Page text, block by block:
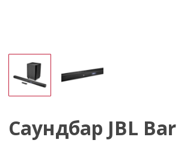
Саундбар JBL Bar